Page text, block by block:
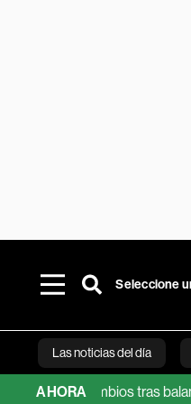
Seleccione
Las noticias del día
AHORA
sin cambios tras balance: la